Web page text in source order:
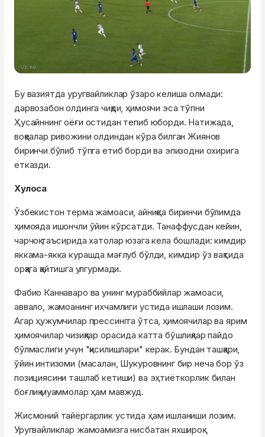
Бу вазиятда уругвайликлар ўзаро келиша олмади:
дарвозабон олдинга чиқди, ҳимоячи эса тўпни
Ҳусайннинг оёғи остидан тепиб юборди. Натижада,
воқеалар ривожини олдиндан кўра билган Жиянов
биринчи бўлиб тўпга етиб борди ва эпизодни охирига
етказди.
Хулоса
Ўзбекистон терма жамоаси, айниқса биринчи бўлимда
ҳимояда ишончли ўйин кўрсатди. Танаффусдан кейин,
чарчоқ таъсирида хатолар юзага кела бошлади: кимдир
яккама-якка курашда мағлуб бўлди, кимдир ўз вақтида
орқага қайтишга улгурмади.
Фабио Каннаваро ва унинг мураббийлар жамоаси,
аввало, жамоанинг ихчамлиги устида ишлаши лозим.
Агар ҳужумчилар прессингга ўтса, ҳимоячилар ва ярим
ҳимоячилар чизиқлар орасида катта бўшлиқлар пайдо
бўлмаслиги учун "қисилишлари" керак. Бундан ташқари,
ўйин интизоми (масалан, Шукуровнинг бир неча бор ўз
позициясини ташлаб кетиши) ва эҳтиёткорлик билан
боғлиқ муаммолар ҳам мавжуд.
Жисмоний тайёргарлик устида ҳам ишланиши лозим.
Уругвайликлар жамоамизга нисбатан яхшироқ